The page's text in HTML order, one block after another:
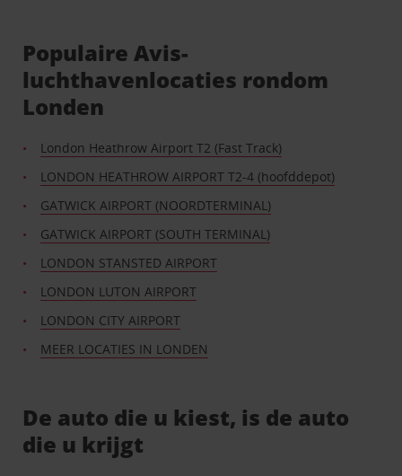
Populaire Avis-
luchthavenlocaties rondom
Londen
London Heathrow Airport T2 (Fast Track)
LONDON HEATHROW AIRPORT T2-4 (hoofddepot)
GATWICK AIRPORT (NOORDTERMINAL)
GATWICK AIRPORT (SOUTH TERMINAL)
LONDON STANSTED AIRPORT
LONDON LUTON AIRPORT
LONDON CITY AIRPORT
MEER LOCATIES IN LONDEN
De auto die u kiest, is de auto
die u krijgt